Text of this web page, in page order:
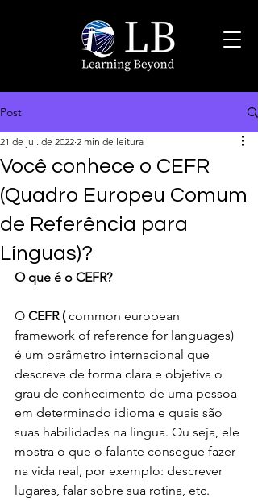
Post
Você conhece o CEFR
(Quadro Europeu Comum
de Referência para
Línguas)?
21 de jul. de 2022 2 min de leitura
O que é o CEFR?
O CEFR ( common european
framework of reference for languages)
é um parâmetro internacional que
descreve de forma clara e objetiva o
grau de conhecimento de uma pessoa
em determinado idioma e quais são
suas habilidades na língua. Ou seja, ele
mostra o que o falante consegue fazer
na vida real, por exemplo: descrever
lugares, falar sobre sua rotina, etc.